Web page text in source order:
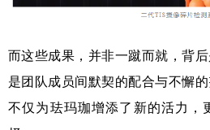
而这些成果，并非一蹴而就，背
是团队成员间默契的配合与不懈
不仅为珐玛珈增添了新的活力，